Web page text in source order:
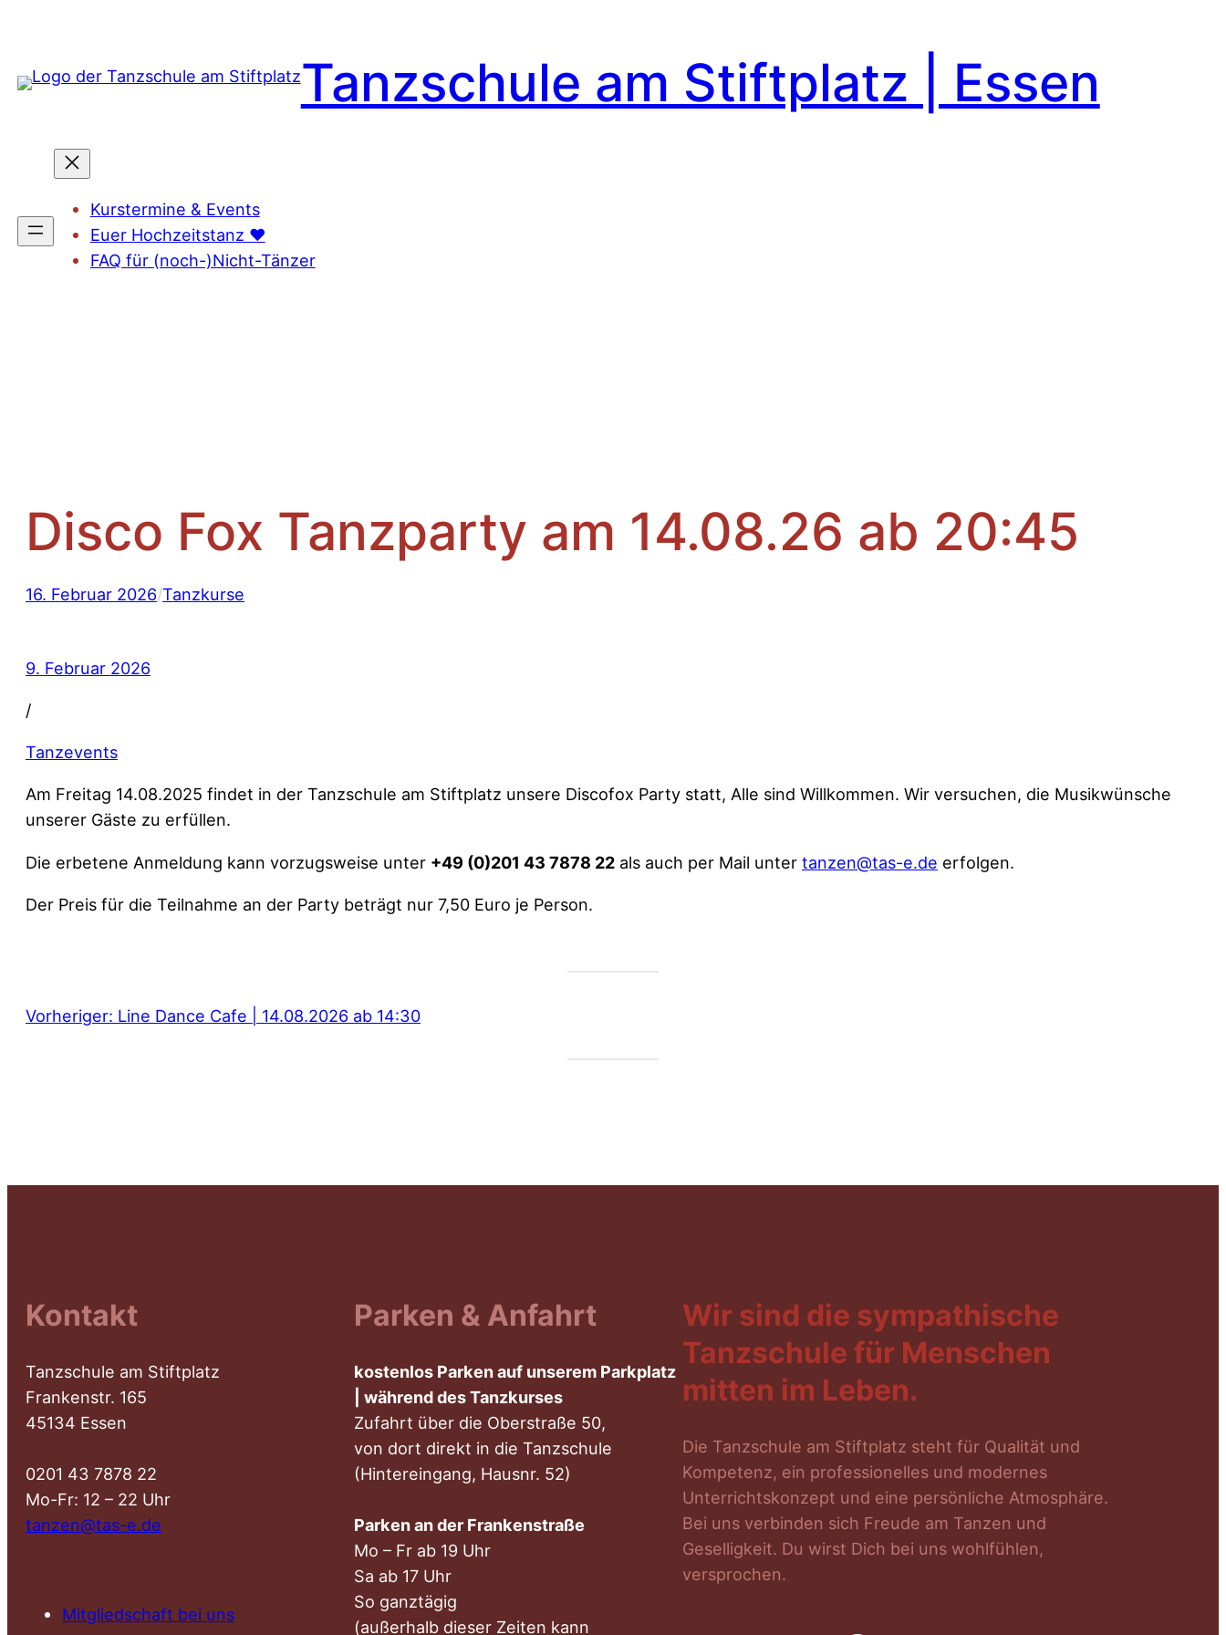
springen
Tanzschule am Stiftplatz | Essen
Kurstermine & Events
Euer Hochzeitstanz ❤️
FAQ für (noch-)Nicht-Tänzer
Disco Fox Tanzparty am 14.08.26 ab 20:45
16. Februar 2026/Tanzkurse
9. Februar 2026
/
Tanzevents
Am Freitag 14.08.2025 findet in der Tanzschule am Stiftplatz unsere Discofox Party statt, Alle sind Willkommen. Wir versuchen, die Musikwünsche
unserer Gäste zu erfüllen.
Die erbetene Anmeldung kann vorzugsweise unter +49 (0)201 43 7878 22 als auch per Mail unter tanzen@tas-e.de erfolgen.
Der Preis für die Teilnahme an der Party beträgt nur 7,50 Euro je Person.
Vorheriger: Line Dance Cafe | 14.08.2026 ab 14:30
Kontakt
Tanzschule am Stiftplatz
Frankenstr. 165
45134 Essen
0201 43 7878 22
Mo-Fr: 12 – 22 Uhr
tanzen@tas-e.de
Mitgliedschaft bei uns
Parken & Anfahrt
kostenlos Parken auf unserem Parkplatz
| während des Tanzkurses
Zufahrt über die Oberstraße 50,
von dort direkt in die Tanzschule
(Hintereingang, Hausnr. 52)
Parken an der Frankenstraße
Mo – Fr ab 19 Uhr
Sa ab 17 Uhr
So ganztägig
(außerhalb dieser Zeiten kann
Wir sind die sympathische
Tanzschule für Menschen
mitten im Leben.
Die Tanzschule am Stiftplatz steht für Qualität und
Kompetenz, ein professionelles und modernes
Unterrichtskonzept und eine persönliche Atmosphäre.
Bei uns verbinden sich Freude am Tanzen und
Geselligkeit. Du wirst Dich bei uns wohlfühlen,
versprochen.